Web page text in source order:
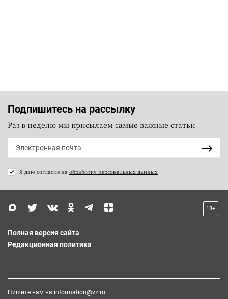
Подпишитесь на рассылку
Раз в неделю мы присылаем самые важные статьи
Я даю согласие на обработку персональных данных
18+
Полная версия сайта
Редакционная политика
Пишите нам на information@vz.ru